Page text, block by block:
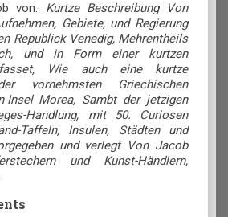
von. Kurtze Beschreibung Von
Gebiete, und Regierung
Republick Venedig, Mehrentheils
und in Form einer kurtzen
Wie auch eine kurtze
vornehmsten Griechischen
Insel Morea, Sambt der jetzigen
Handlung, mit 50. Curiosen
Taffeln, Insulen, Städten und
und verlegt Von Jacob
und Kunst-Händlern,